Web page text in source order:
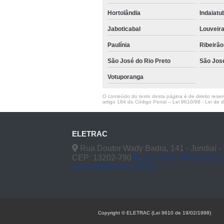
Hortolândia
Jaboticabal Louveira
Paulínia
São José do Rio Preto São
Votuporanga
O conteúdo do texto desta página é de direito
artigo 184 do Código Penal – Lei 9610/98 - Lei de
ELETRAC
Rua Doutor Wady Badra, 141 - Jundiaí -
CEP: 13202-790
(11) 4523-3890
(11)
vendas@eletrac.com.br
Copyright © ELETRAC (Lei 9610 de 19/02/1998)